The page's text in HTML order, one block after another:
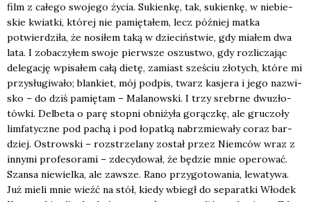
film z całe­go swo­je­go życia. Sukien­kę, tak, sukien­kę, w nie­bie­
skie kwiat­ki, któ­rej nie pamię­ta­łem, lecz póź­niej mat­ka
potwier­dzi­ła, że nosi­łem taką w dzie­ciń­stwie, gdy mia­łem dwa
lata. I zoba­czy­łem swo­je pierw­sze oszu­stwo, gdy roz­li­cza­jąc
dele­ga­cję wpi­sa­łem całą die­tę, zamiast sze­ściu zło­tych, któ­re mi
przy­słu­gi­wa­ło; blan­kiet, mój pod­pis, twarz kasje­ra i jego nazwi­
sko – do dziś pamię­tam – Mala­now­ski. I trzy srebr­ne dwu­zło­
tów­ki. Del­be­ta o parę stop­ni obni­ży­ła gorącz­kę, ale gru­czo­ły
lim­fa­tycz­ne pod pachą i pod łopat­ką nabrzmie­wa­ły coraz bar­
dziej. Ostrow­ski – roz­strze­la­ny został przez Niem­ców wraz z
inny­mi pro­fe­so­ra­mi – zde­cy­do­wał, że będzie mnie ope­ro­wać.
Szan­sa nie­wiel­ka, ale zawsze. Rano przy­go­to­wa­nia, lewa­ty­wa.
Już mie­li mnie wieźć na stół, kie­dy wbiegł do sepa­rat­ki Wło­dek